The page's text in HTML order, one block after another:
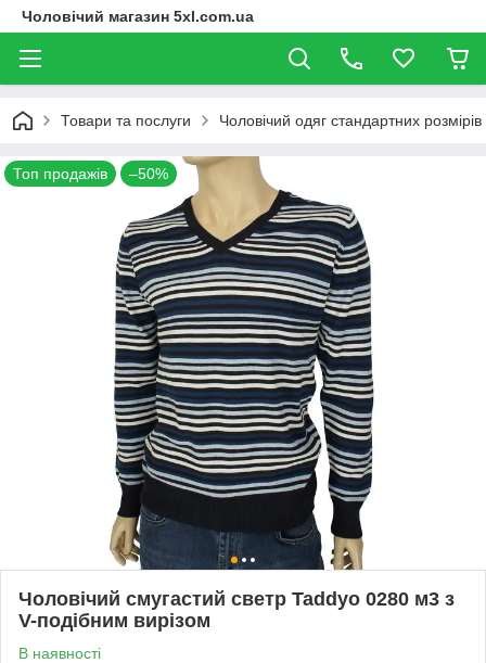
Чоловічий магазин 5xl.com.ua
Товари та послуги Чоловічий одяг стандартних розмірів
Топ продажів –50%
Чоловічий смугастий светр Taddyo 0280 м3 з
V-подібним вирізом
В наявності